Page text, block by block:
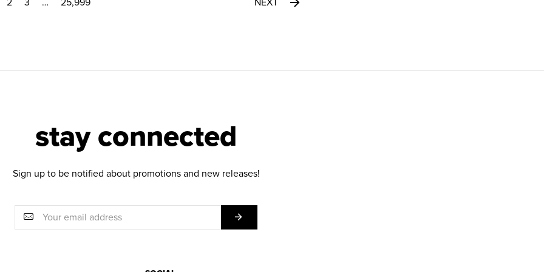
stay connected
Sign up to be notified about promotions and new releases!